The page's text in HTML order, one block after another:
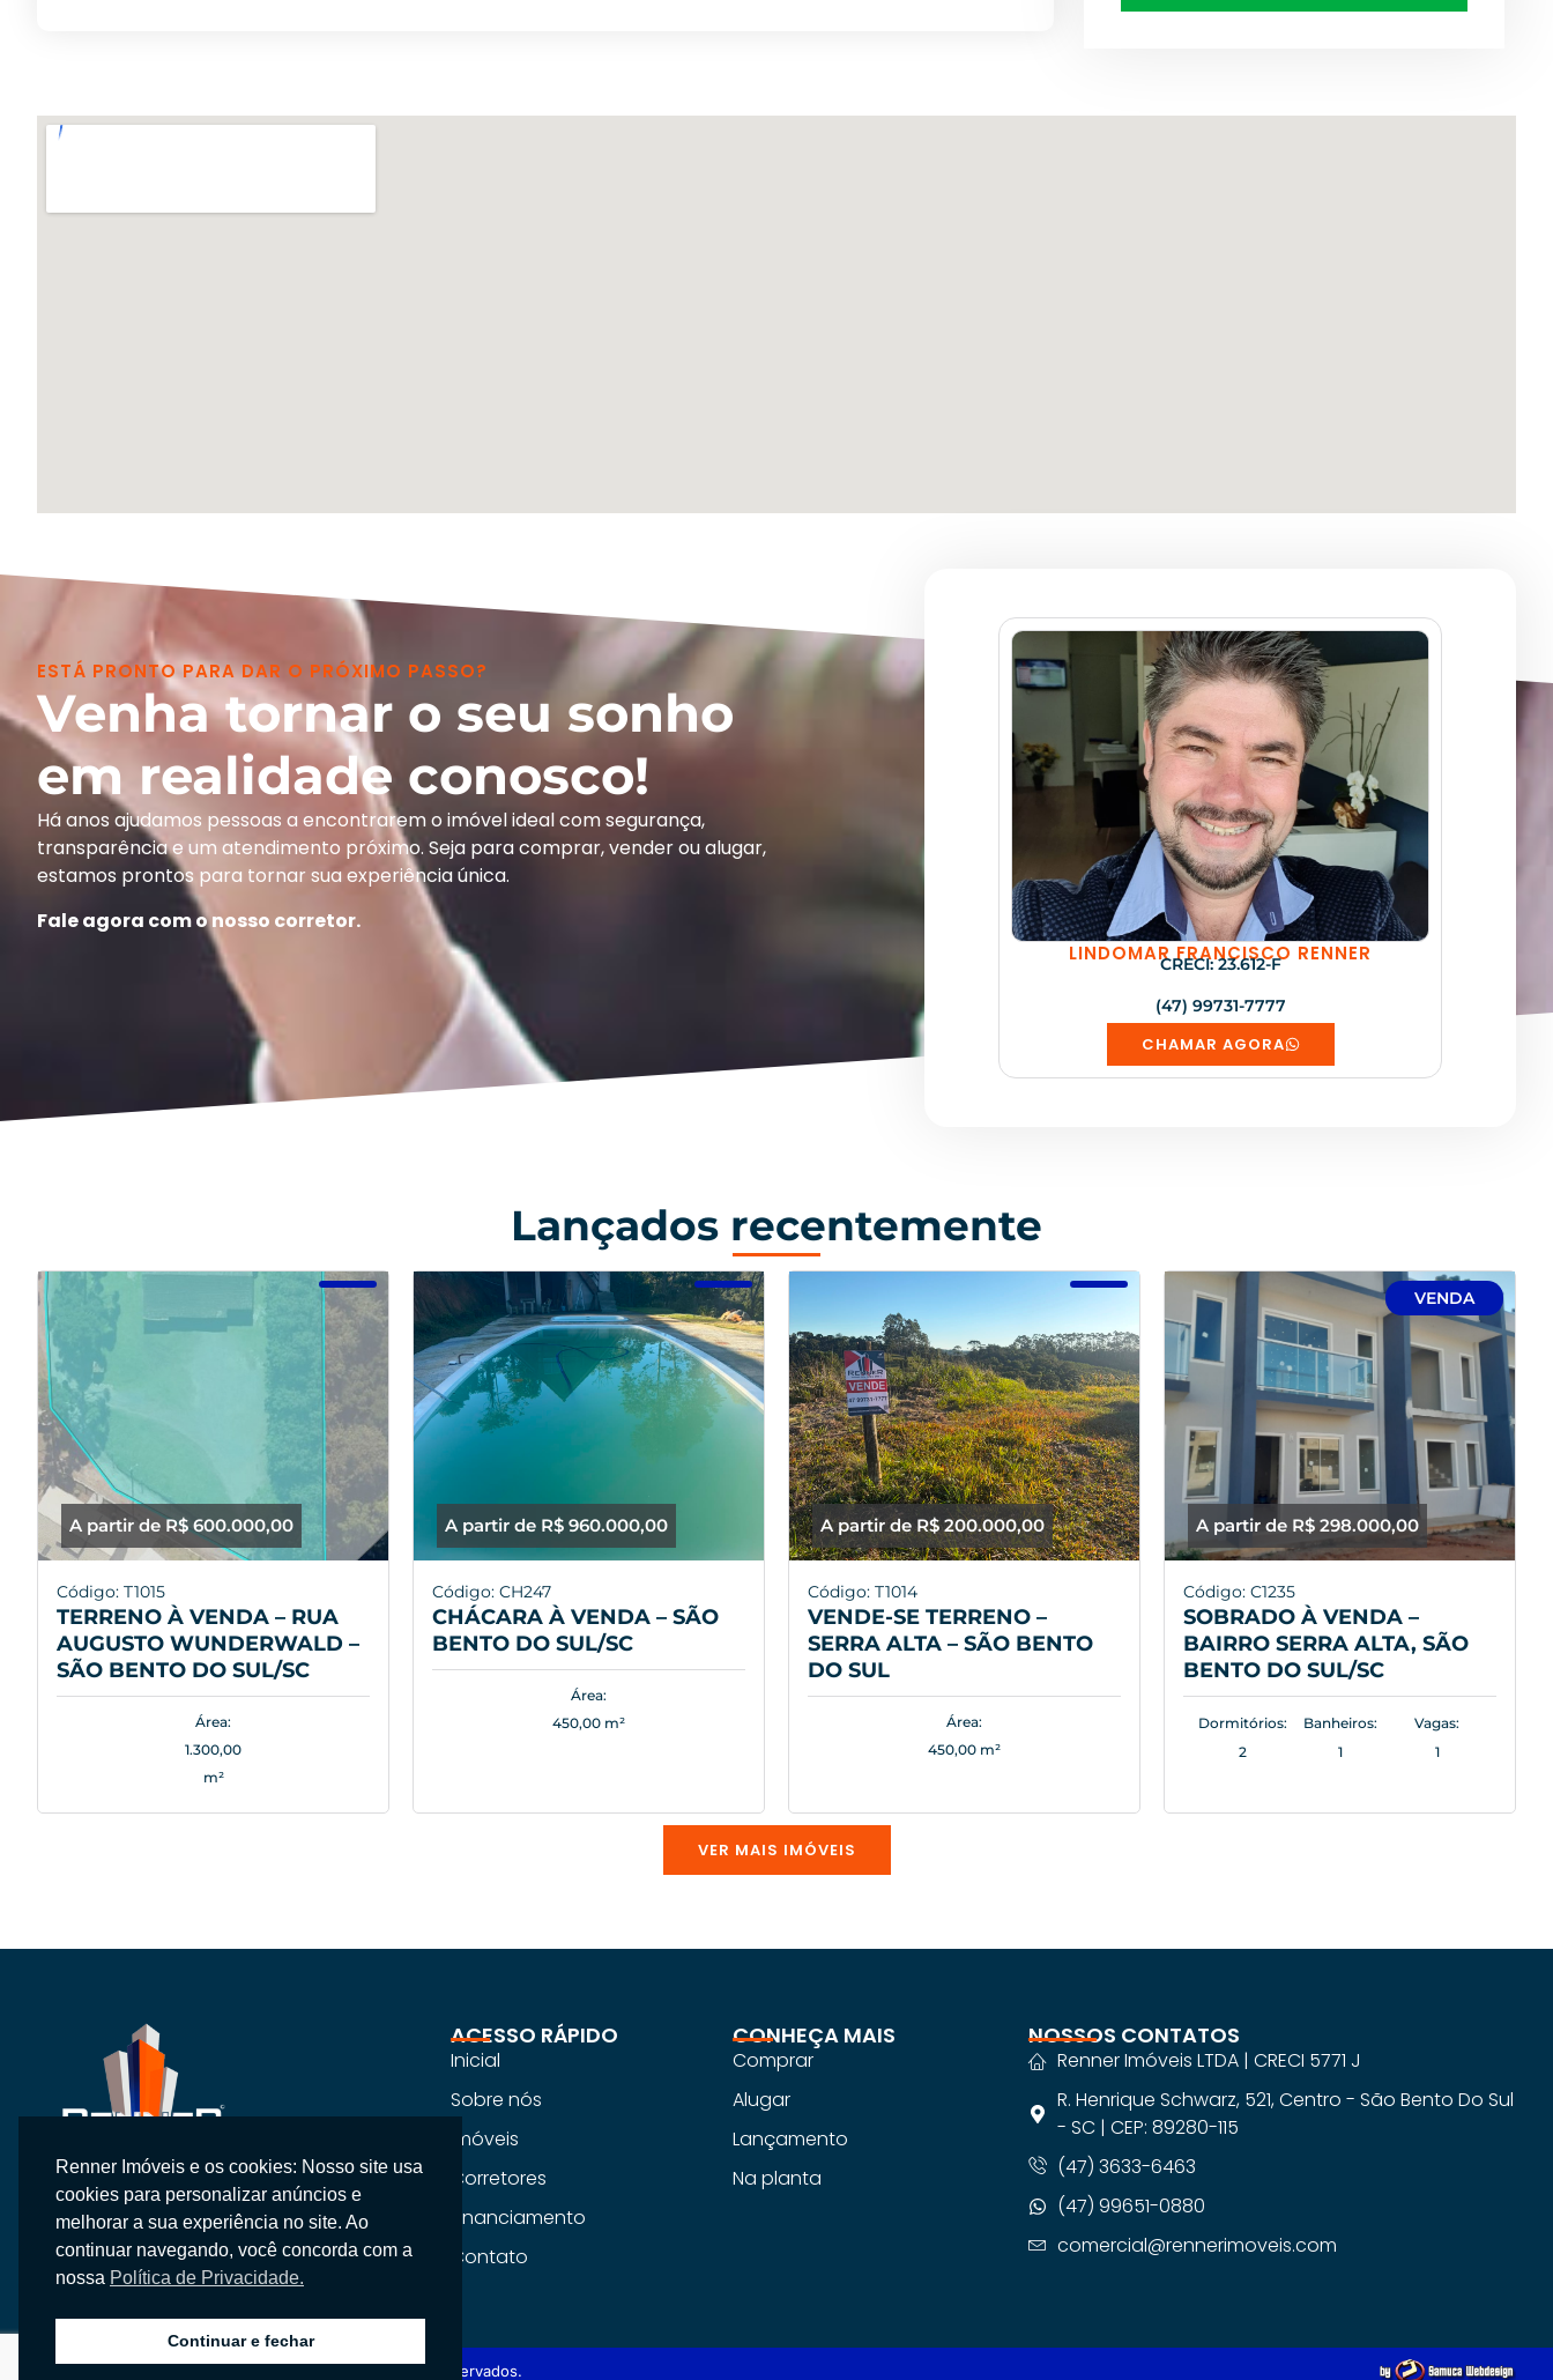
ESTÁ PRONTO PARA DAR O PRÓXIMO PASSO?
Venha tornar o seu sonho
em realidade conosco!
Há anos ajudamos pessoas a encontrarem o imóvel ideal com segurança,
transparência e um atendimento próximo. Seja para comprar, vender ou alugar,
estamos prontos para tornar sua experiência única.
Fale agora com o nosso corretor.
LINDOMAR FRANCISCO RENNER
CRECI: 23.612-F
(47) 99731-7777
CHAMAR AGORA
Lançados recentemente
A partir de R$ 600.000,00
Código: T1015
TERRENO À VENDA – RUA
AUGUSTO WUNDERWALD –
SÃO BENTO DO SUL/SC
Área:
1.300,00
m²
A partir de R$ 960.000,00
Código: CH247
CHÁCARA À VENDA – SÃO
BENTO DO SUL/SC
Área:
450,00 m²
A partir de R$ 200.000,00
Código: T1014
VENDE-SE TERRENO –
SERRA ALTA – SÃO BENTO
DO SUL
Área:
450,00 m²
A partir de R$ 298.000,00
VENDA
Código: C1235
SOBRADO À VENDA –
BAIRRO SERRA ALTA, SÃO
BENTO DO SUL/SC
Dormitórios:
2
Banheiros:
1
Vagas:
1
VER MAIS IMÓVEIS
Na Renner Imobiliária, não vendemos
apenas imóveis, entregamos segurança,
confiança e um atendimento
personalizado.
ACESSO RÁPIDO
Inicial
Sobre nós
Imóveis
Corretores
Financiamento
Contato
CONHEÇA MAIS
Comprar
Alugar
Lançamento
Na planta
NOSSOS CONTATOS
Renner Imóveis LTDA | CRECI 5771 J
R. Henrique Schwarz, 521, Centro - São Bento Do Sul
- SC | CEP: 89280-115
(47) 3633-6463
(47) 99651-0880
comercial@rennerimoveis.com
Copyright © 2026 Renner Imobiliária, Todos os direitos reservados.
Renner Imóveis e os cookies: Nosso site usa
cookies para personalizar anúncios e
melhorar a sua experiência no site. Ao
continuar navegando, você concorda com a
nossa Política de Privacidade.
Continuar e fechar